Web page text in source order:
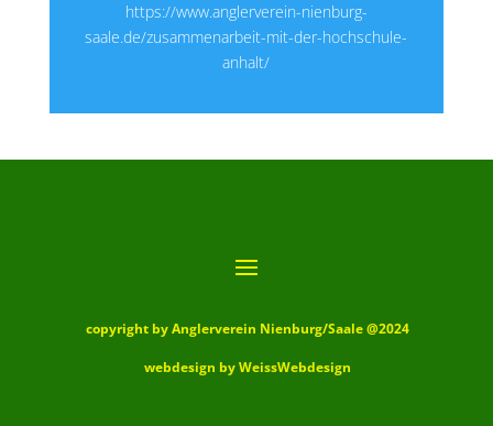
https://www.anglerverein-nienburg-
saale.de/zusammenarbeit-mit-der-hochschule-
anhalt/
copyright by Anglerverein Nienburg/Saale @2024
webdesign by WeissWebdesign